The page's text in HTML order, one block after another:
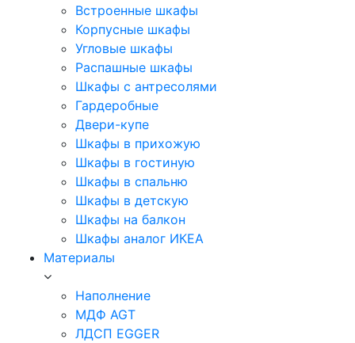
Встроенные шкафы
Корпусные шкафы
Угловые шкафы
Распашные шкафы
Шкафы с антресолями
Гардеробные
Двери-купе
Шкафы в прихожую
Шкафы в гостиную
Шкафы в спальню
Шкафы в детскую
Шкафы на балкон
Шкафы аналог ИКЕА
Материалы
Наполнение
МДФ AGT
ЛДСП EGGER